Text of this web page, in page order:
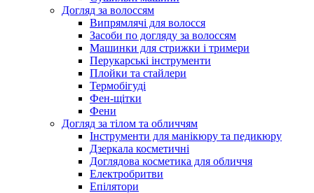
Догляд за волоссям
Випрямлячі для волосся
Засоби по догляду за волоссям
Машинки для стрижки і тримери
Перукарські інструменти
Плойки та стайлери
Термобігуді
Фен-щітки
Фени
Догляд за тілом та обличчям
Інструменти для манікюру та педикюру
Дзеркала косметичні
Доглядова косметика для обличчя
Електробритви
Епілятори